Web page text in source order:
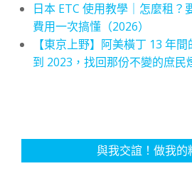
日本 ETC 使用教學｜怎麼租？
費用一次搞懂（2026）
【東京上野】阿美橫丁 13 年
到 2023，找回那份不變的庶民
與我交誼！做我的